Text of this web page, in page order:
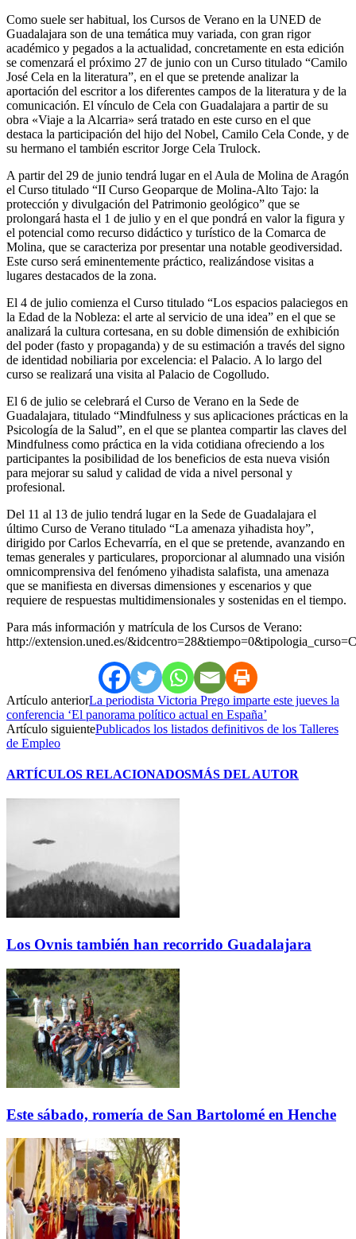
Como suele ser habitual, los Cursos de Verano en la UNED de
Guadalajara son de una temática muy variada, con gran rigor
académico y pegados a la actualidad, concretamente en esta edición
se comenzará el próximo 27 de junio con un Curso titulado “Camilo
José Cela en la literatura”, en el que se pretende analizar la
aportación del escritor a los diferentes campos de la literatura y de la
comunicación. El vínculo de Cela con Guadalajara a partir de su
obra «Viaje a la Alcarria» será tratado en este curso en el que
destaca la participación del hijo del Nobel, Camilo Cela Conde, y de
su hermano el también escritor Jorge Cela Trulock.
A partir del 29 de junio tendrá lugar en el Aula de Molina de Aragón
el Curso titulado “II Curso Geoparque de Molina-Alto Tajo: la
protección y divulgación del Patrimonio geológico” que se
prolongará hasta el 1 de julio y en el que pondrá en valor la figura y
el potencial como recurso didáctico y turístico de la Comarca de
Molina, que se caracteriza por presentar una notable geodiversidad.
Este curso será eminentemente práctico, realizándose visitas a
lugares destacados de la zona.
El 4 de julio comienza el Curso titulado “Los espacios palaciegos en
la Edad de la Nobleza: el arte al servicio de una idea” en el que se
analizará la cultura cortesana, en su doble dimensión de exhibición
del poder (fasto y propaganda) y de su estimación a través del signo
de identidad nobiliaria por excelencia: el Palacio. A lo largo del
curso se realizará una visita al Palacio de Cogolludo.
El 6 de julio se celebrará el Curso de Verano en la Sede de
Guadalajara, titulado “Mindfulness y sus aplicaciones prácticas en la
Psicología de la Salud”, en el que se plantea compartir las claves del
Mindfulness como práctica en la vida cotidiana ofreciendo a los
participantes la posibilidad de los beneficios de esta nueva visión
para mejorar su salud y calidad de vida a nivel personal y
profesional.
Del 11 al 13 de julio tendrá lugar en la Sede de Guadalajara el
último Curso de Verano titulado “La amenaza yihadista hoy”,
dirigido por Carlos Echevarría, en el que se pretende, avanzando en
temas generales y particulares, proporcionar al alumnado una visión
omnicomprensiva del fenómeno yihadista salafista, una amenaza
que se manifiesta en diversas dimensiones y escenarios y que
requiere de respuestas multidimensionales y sostenidas en el tiempo.
Para más información y matrícula de los Cursos de Verano:
http://extension.uned.es/
Artículo anteriorLa periodista Victoria Prego imparte este jueves la
conferencia ‘El panorama político actual en España’
Artículo siguientePublicados los listados definitivos de los Talleres
de Empleo
ARTÍCULOS RELACIONADOSMÁS DEL AUTOR
Los Ovnis también han recorrido Guadalajara
Este sábado, romería de San Bartolomé en Henche